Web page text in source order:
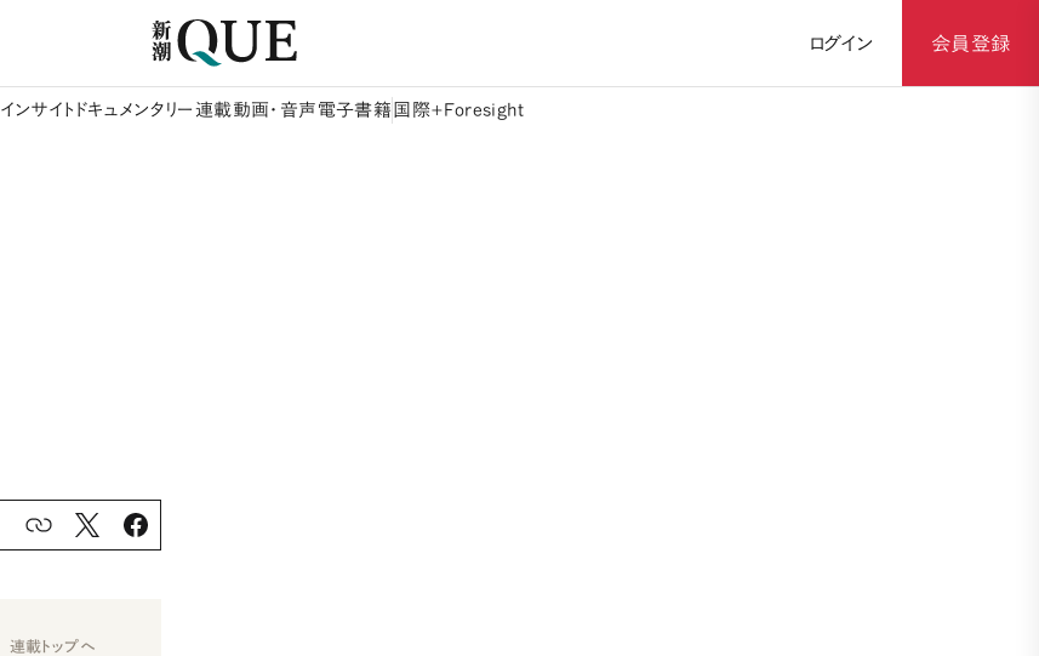
ログイン 会員登録
インサイト ドキュメンタリー 連載動画・音声 電子書籍 国際+Foresight
連載トップへ